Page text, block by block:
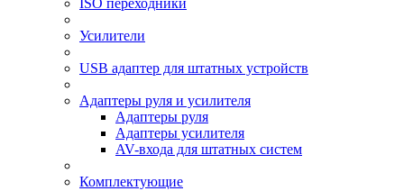
ISO переходники
Усилители
USB адаптер для штатных устройств
Адаптеры руля и усилителя
Адаптеры руля
Адаптеры усилителя
AV-входа для штатных систем
Комплектующие